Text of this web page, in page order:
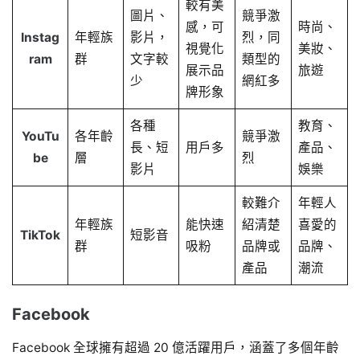
Instag
ram
年輕族
群
圖片、
影片，
文字較
少
較有美
感，可
視覺化
展示品
牌形象
競爭激
烈，同
類型的
網紅多
時尚、
美妝、
旅遊
YouTu
be
各年齡
層
各種
長、短
影片
用戶多
競爭激
烈
教育、
產品、
娛樂
TikTok
年輕族
群
短影音
能快速
吸粉
較難介
紹清楚
品牌或
產品
年輕人
喜愛的
品牌、
潮流
Facebook
Facebook 全球擁有超過 20 億活躍用戶，涵蓋了多個年齡